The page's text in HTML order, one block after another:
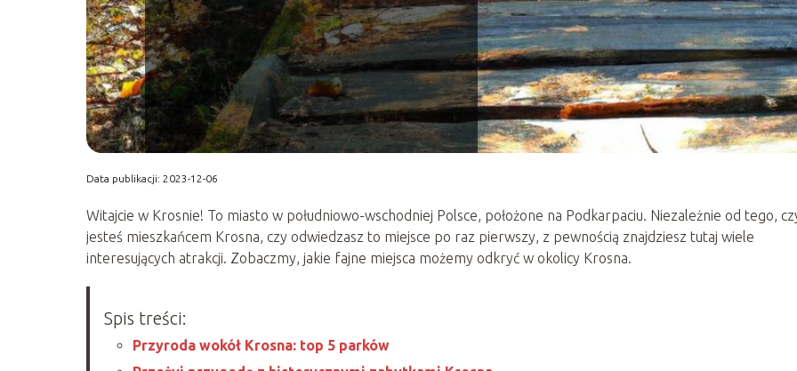
Data publikacji: 2023-12-06
Witajcie w Krosnie! To miasto w południowo-wschodniej Polsce, położone na Podkarpaciu. Niezależnie od tego,
jesteś mieszkańcem Krosna, czy odwiedzasz to miejsce po raz pierwszy, z pewnością znajdziesz tutaj wiele
interesujących atrakcji. Zobaczmy, jakie fajne miejsca możemy odkryć w okolicy Krosna.
Spis treści:
Przyroda wokół Krosna: top 5 parków